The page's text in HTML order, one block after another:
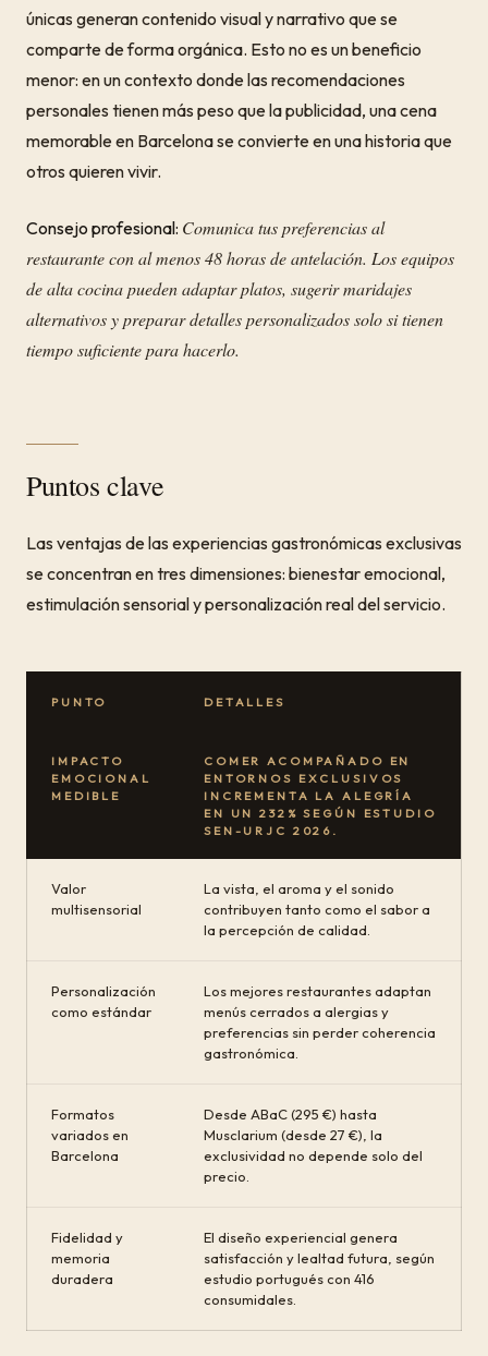
únicas generan contenido visual y narrativo que se
comparte de forma orgánica. Esto no es un beneficio
menor: en un contexto donde las recomendaciones
personales tienen más peso que la publicidad, una cena
memorable en Barcelona se convierte en una historia que
otros quieren vivir.
Consejo profesional: Comunica tus preferencias al
restaurante con al menos 48 horas de antelación. Los equipos
de alta cocina pueden adaptar platos, sugerir maridajes
alternativos y preparar detalles personalizados solo si tienen
tiempo suficiente para hacerlo.
Puntos clave
Las ventajas de las experiencias gastronómicas exclusivas
se concentran en tres dimensiones: bienestar emocional,
estimulación sensorial y personalización real del servicio.
PUNTO DETALLES
IMPACTO
EMOCIONAL
MEDIBLE
COMER ACOMPAÑADO EN
ENTORNOS EXCLUSIVOS
INCREMENTA LA ALEGRÍA
EN UN 232% SEGÚN ESTUDIO
SEN-URJC 2026.
Valor
multisensorial
La vista, el aroma y el sonido
contribuyen tanto como el sabor a
la percepción de calidad.
Personalización
como estándar
Los mejores restaurantes adaptan
menús cerrados a alergias y
preferencias sin perder coherencia
gastronómica.
Formatos
variados en
Barcelona
Desde ABaC (295 €) hasta
Musclarium (desde 27 €), la
exclusividad no depende solo del
precio.
Fidelidad y
memoria
duradera
El diseño experiencial genera
satisfacción y lealtad futura, según
estudio portugués con 416
consumidales.